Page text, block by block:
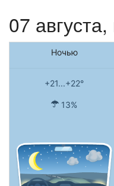
07
Ночью
+21...+22°
13%